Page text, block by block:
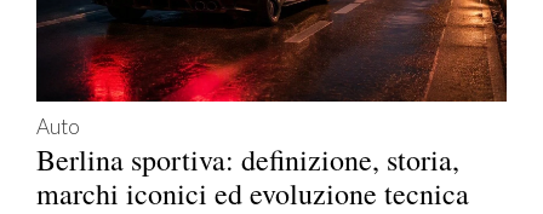
Auto
Berlina sportiva: definizione, storia,
marchi iconici ed evoluzione tecnica